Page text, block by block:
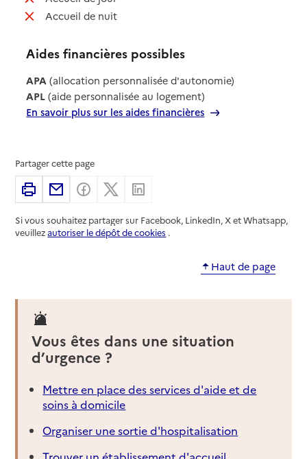
Accueil de nuit: non disponible
Aides financières possibles
APA (allocation personnalisée d'autonomie)
APL (aide personnalisée au logement)
En savoir plus sur les aides financières
Partager cette page
ImprimerPartager par email
Partager sur Facebook
Partager sur X
Si vous souhaitez partager sur Facebook, LinkedIn, X et Whatsapp,
veuillezautoriser le dépôt de cookies .
Haut de page
Vous êtes dans une situation
d’urgence ?
Mettre en place des services d'aide et de
soins à domicile
Organiser une sortie d'hospitalisation